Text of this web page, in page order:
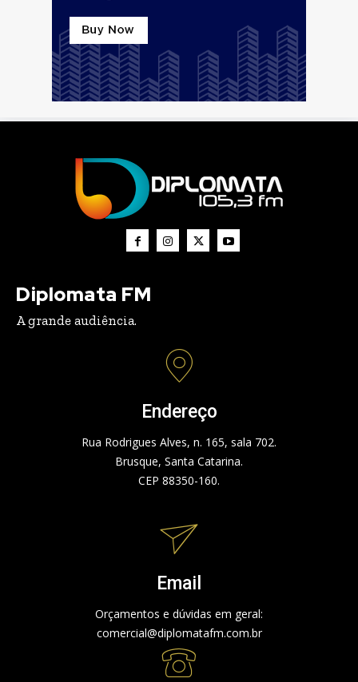
Diplomata FM
A grande audiência.
Endereço
Rua Rodrigues Alves, n. 165, sala 702.
Brusque, Santa Catarina.
CEP 88350-160.
Email
Orçamentos e dúvidas em geral:
comercial@diplomatafm.com.br